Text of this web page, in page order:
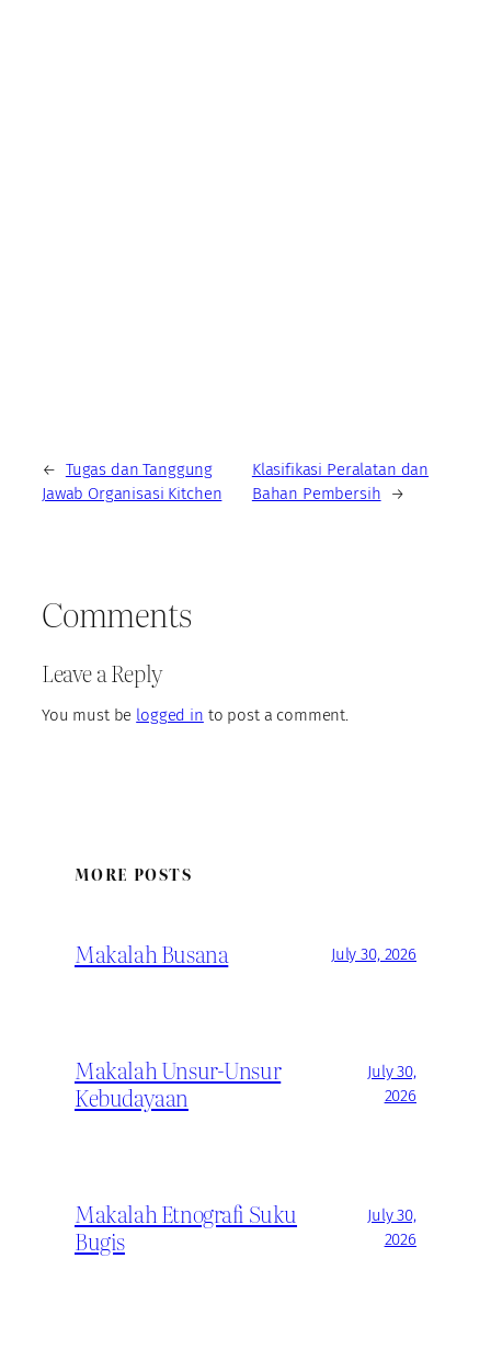
← Tugas dan Tanggung
Jawab Organisasi Kitchen
Klasifikasi Peralatan dan
Bahan Pembersih
→
Comments
Leave a Reply
You must be logged in to post a comment.
MORE POSTS
Makalah Busana July 30, 2026
Makalah Unsur-Unsur
Kebudayaan
July 30,
2026
Makalah Etnografi Suku
Bugis
July 30,
2026